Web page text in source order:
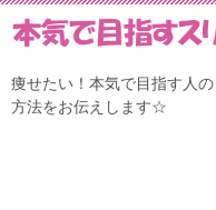
痩せたい！本気で目指す人
方法をお伝えします☆